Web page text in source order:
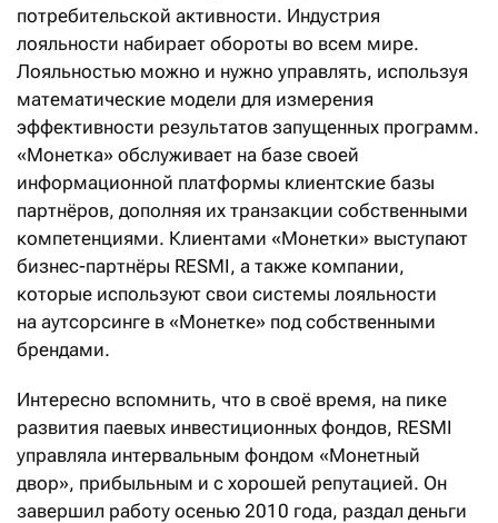
потребительской активности. Индустрия
лояльности набирает обороты во всем мире.
Лояльностью можно и нужно управлять, используя
математические модели для измерения
эффективности результатов запущенных программ.
«Монетка» обслуживает на базе своей
информационной платформы клиентские базы
партнёров, дополняя их транзакции собственными
компетенциями. Клиентами «Монетки» выступают
бизнес-партнёры RESMI, а также компании,
которые используют свои системы лояльности
на аутсорсинге в «Монетке» под собственными
брендами.
Интересно вспомнить, что в своё время, на пике
развития паевых инвестиционных фондов, RESMI
управляла интервальным фондом «Монетный
двор», прибыльным и с хорошей репутацией. Он
завершил работу осенью 2010 года, раздал деньги